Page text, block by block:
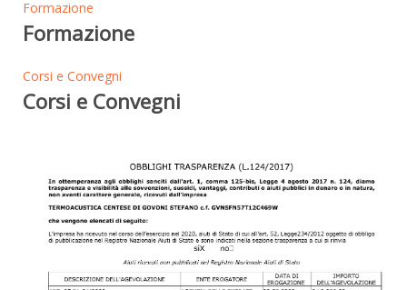
Formazione
Formazione
Corsi e Convegni
Corsi e Convegni